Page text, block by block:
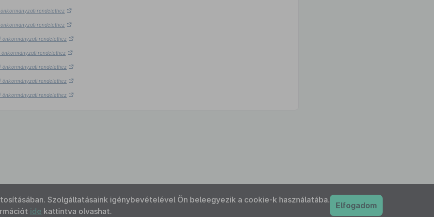
rendelethez
rendelethez
önkormányzati rendelethez
önkormányzati rendelethez
önkormányzati rendelethez
önkormányzati rendelethez
önkormányzati rendelethez
Szolgáltatásaink igénybevételével Ön beleegyezik a cookie-k használatába.
ide kattintva olvashat.
Elfogadom